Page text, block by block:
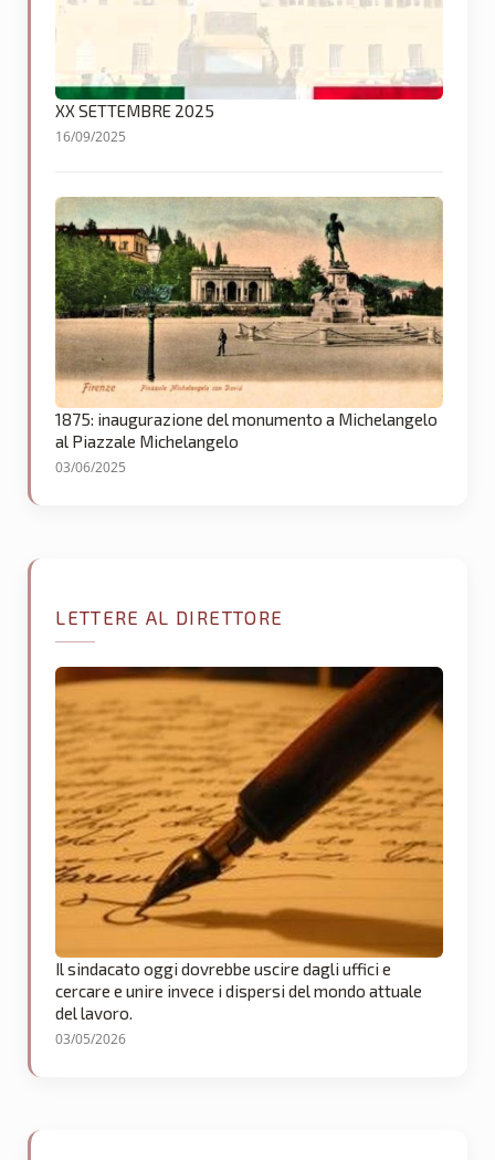
XX SETTEMBRE 2025
16/09/2025
1875: inaugurazione del monumento a Michelangelo
al Piazzale Michelangelo
03/06/2025
LETTERE AL DIRETTORE
Il sindacato oggi dovrebbe uscire dagli uffici e
cercare e unire invece i dispersi del mondo attuale
del lavoro.
03/05/2026